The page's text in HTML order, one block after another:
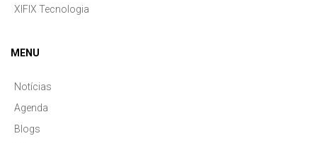
XIFIX Tecnologia
MENU
Notícias
Agenda
Blogs